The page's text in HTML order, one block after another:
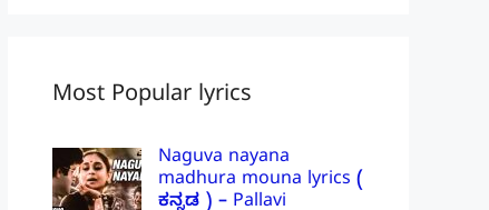
Most Popular lyrics
Naguva nayana
madhura mouna lyrics (
ಕನ್ನಡ ) – Pallavi